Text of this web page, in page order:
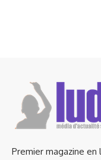
Premier magazine